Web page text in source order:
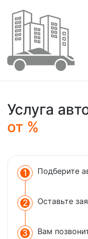
Услуга
от %
1 Подберите
2 Оставьте
3 Вам